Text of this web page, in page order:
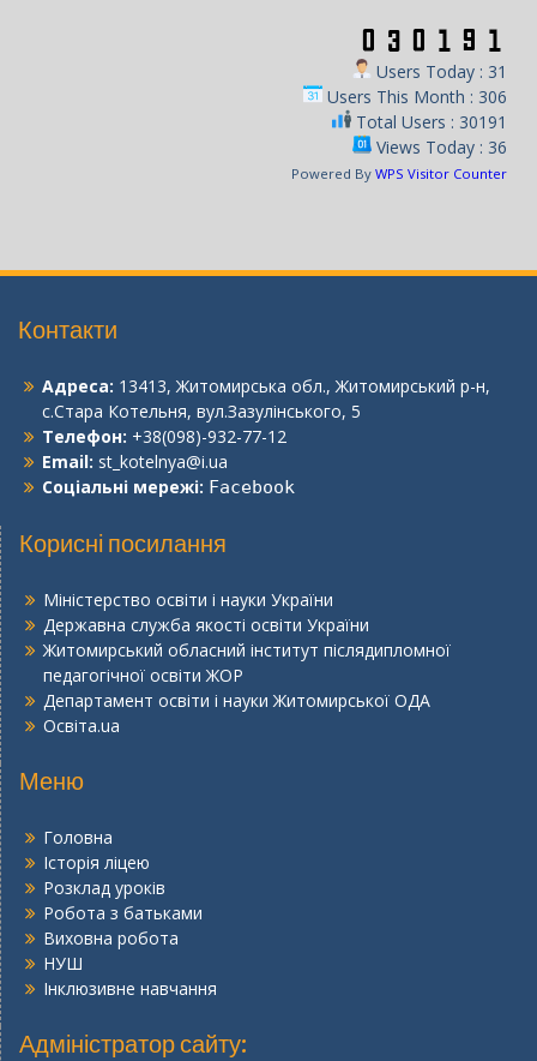
Users Today : 31
Users This Month : 306
Total Users : 30191
Views Today : 36
Powered By WPS Visitor Counter
Контакти
Адреса: 13413, Житомирська обл., Житомирський р-н,
с.Стара Котельня, вул.Зазулінського, 5
Телефон: +38(098)-932-77-12
Email: st_kotelnya@i.ua
Соціальні мережі: Facebook
Корисні посилання
Міністерство освіти і науки України
Державна служба якості освіти України
Житомирський обласний інститут післядипломної
педагогічної освіти ЖОР
Департамент освіти і науки Житомирської ОДА
Освіта.ua
Меню
Головна
Історія ліцею
Розклад уроків
Робота з батьками
Виховна робота
НУШ
Інклюзивне навчання
Адміністратор сайту: